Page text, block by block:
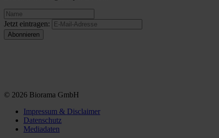
Jetzt eintragen:
© 2026 Biorama GmbH
Impressum & Disclaimer
Datenschutz
Mediadaten